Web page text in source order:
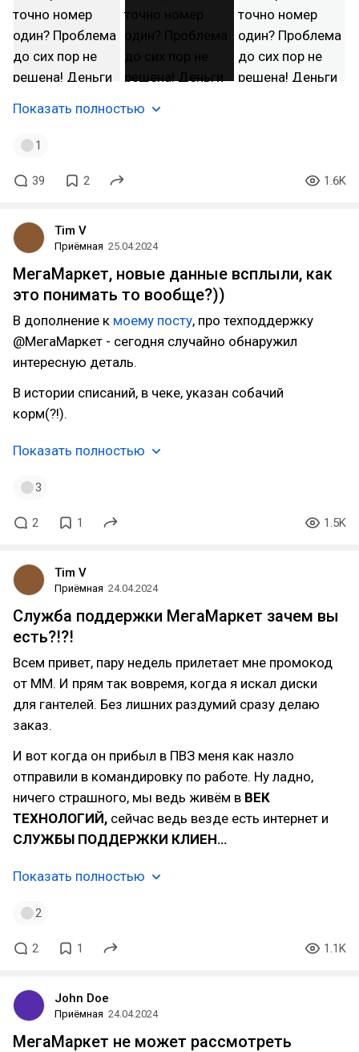
Показать полностью
1
39 2 1.6K
Tim V
Приёмная 25.04.2024
МегаМаркет, новые данные всплыли, как
это понимать то вообще?))
В дополнение к моему посту, про техподдержку
@МегаМаркет - сегодня случайно обнаружил
интересную деталь.
В истории списаний, в чеке, указан собачий
корм(?!).
Показать полностью
3
2 1 1.5K
Tim V
Приёмная 24.04.2024
Служба поддержки МегаМаркет зачем вы
есть?!?!
Всем привет, пару недель прилетает мне промокод
от ММ. И прям так вовремя, когда я искал диски
для гантелей. Без лишних раздумий сразу делаю
заказ.
И вот когда он прибыл в ПВЗ меня как назло
отправили в командировку по работе. Ну ладно,
ничего страшного, мы ведь живём в ВЕК
ТЕХНОЛОГИЙ, сейчас ведь везде есть интернет и
СЛУЖБЫ ПОДДЕРЖКИ КЛИЕН…
Показать полностью
2
2 1 1.1K
John Doe
Приёмная 24.04.2024
МегаМаркет не может рассмотреть